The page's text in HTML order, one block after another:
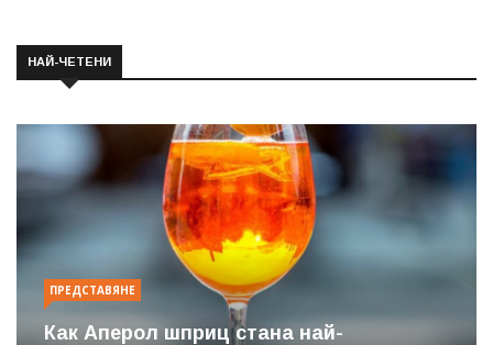
НАЙ-ЧЕТЕНИ
ПРЕДСТАВЯНЕ
Как Аперол шприц стана най-